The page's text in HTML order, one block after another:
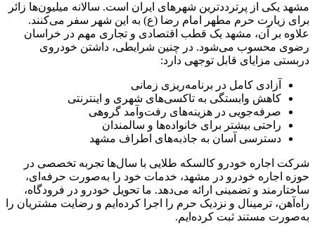
مشهد یکی از پرترددترین شهرهای ایران است. سالانه میلیون‌ها زائر
برای زیارت حرم مطهر امام رضا (ع) به این شهر سفر می‌کنند.
علاوه بر آن، مشهد یک قطب اقتصادی و تجاری مهم در خراسان
رضوی محسوب می‌شود. در چنین شرایطی، داشتن خودروی
دربستی مزایای قابل توجهی دارد:
آزادی کامل در برنامه‌ریزی زمانی
کاهش وابستگی به تاکسی‌های شهری و اینترنتی
صرفه‌جویی در هزینه‌های رفت‌وآمد گروهی
راحتی بیشتر برای خانواده‌ها و سالمندان
دسترسی آسان به جاذبه‌های اطراف مشهد
شرکت اجاره خودرو کالسکه طلایی با سال‌ها تجربه تخصصی در
حوزه اجاره خودرو در مشهد، خدمات خود را به‌صورت حرفه‌ای،
ساختارمند و تضمینی ارائه می‌دهد. ما تحویل خودرو در فرودگاه،
راه‌آهن، ترمینال و نزدیک حرم را اجرا کرده‌ایم و رضایت مشتریان را
به‌صورت مستند ثبت کرده‌ایم.